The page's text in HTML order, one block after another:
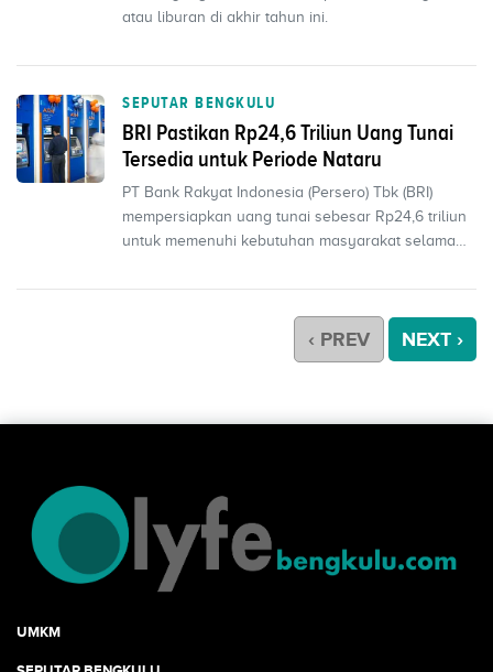
atau liburan di akhir tahun ini.
SEPUTAR BENGKULU
BRI Pastikan Rp24,6 Triliun Uang Tunai
Tersedia untuk Periode Nataru
PT Bank Rakyat Indonesia (Persero) Tbk (BRI)
mempersiapkan uang tunai sebesar Rp24,6 triliun
untuk memenuhi kebutuhan masyarakat selama
‹ PREV NEXT ›
UMKM